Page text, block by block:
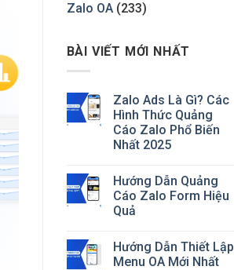
Zalo OA(233)
BÀI VIẾT MỚI NHẤT
Zalo Ads Là Gì? Các
Hình Thức Quảng
Cáo Zalo Phổ Biến
Nhất 2025
Hướng Dẫn Quảng
Cáo Zalo Form Hiệu
Quả
Hướng Dẫn Thiết Lập
Menu OA Mới Nhất